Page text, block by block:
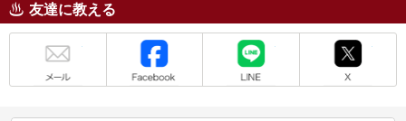
友達に教える